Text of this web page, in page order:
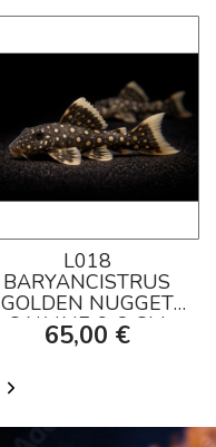
L018
BARYANCISTRUS
GOLDEN NUGGET
SALVAJE 6-8 CM
65,00 €